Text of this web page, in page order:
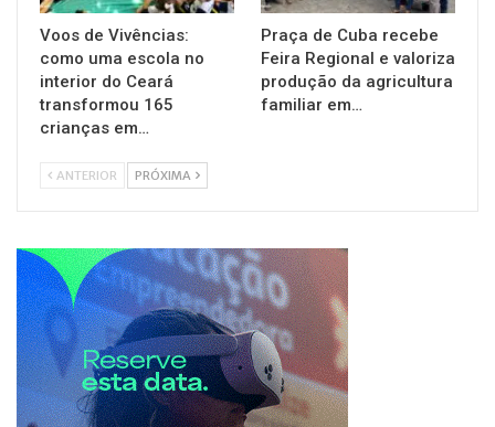
Voos de Vivências:
como uma escola no
interior do Ceará
transformou 165
crianças em…
Praça de Cuba recebe
Feira Regional e valoriza
produção da agricultura
familiar em…
ANTERIOR PRÓXIMA